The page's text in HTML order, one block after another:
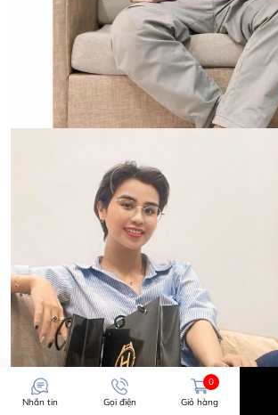
Nhắn tin Gọi điện
0
Giỏ hàng